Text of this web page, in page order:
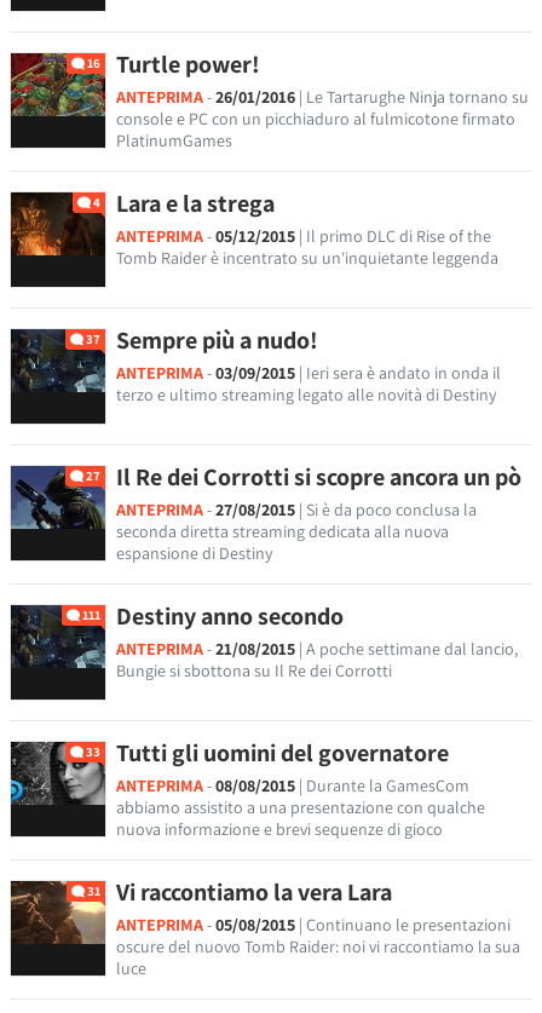
16 Turtle power!
ANTEPRIMA-26/01/2016 | Le Tartarughe Ninja tornano su
console e PC con un picchiaduro al fulmicotone firmato
PlatinumGames
4 Lara e la strega
ANTEPRIMA-05/12/2015 | Il primo DLC di Rise of the
Tomb Raider è incentrato su un'inquietante leggenda
37 Sempre più a nudo!
ANTEPRIMA-03/09/2015 | Ieri sera è andato in onda il
terzo e ultimo streaming legato alle novità di Destiny
27 Il Re dei Corrotti si scopre ancora un pò
ANTEPRIMA-27/08/2015 | Si è da poco conclusa la
seconda diretta streaming dedicata alla nuova
espansione di Destiny
111 Destiny anno secondo
ANTEPRIMA-21/08/2015 | A poche settimane dal lancio,
Bungie si sbottona su Il Re dei Corrotti
33 Tutti gli uomini del governatore
ANTEPRIMA-08/08/2015 | Durante la GamesCom
abbiamo assistito a una presentazione con qualche
nuova informazione e brevi sequenze di gioco
31 Vi raccontiamo la vera Lara
ANTEPRIMA-05/08/2015 | Continuano le presentazioni
oscure del nuovo Tomb Raider: noi vi raccontiamo la sua
luce